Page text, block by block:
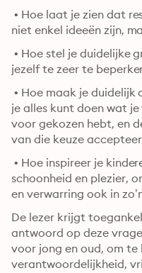
• Hoe laat je zien dat
niet enkel ideeën zijn,
• Hoe stel je duidelijke
jezelf te zeer te
• Hoe maak je
je alles kunt doen wat
voor gekozen hebt, en
van die keuze
• Hoe inspireer je
schoonheid en plezier,
en verwarring ook in
De lezer krijgt
antwoord op deze
voor jong en oud, om te
verantwoordelijkheid,